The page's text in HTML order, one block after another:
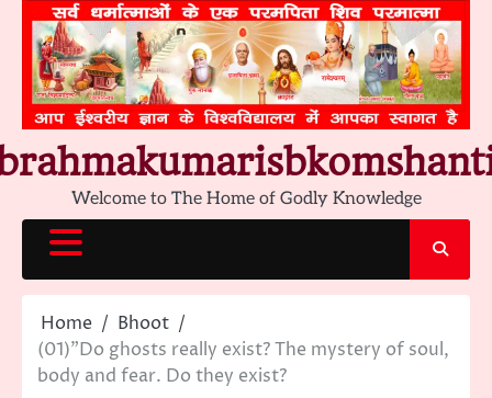
content
Welcome to The Home of Godly Knowledge
Home
Bhoot
(01)”Do ghosts really exist? The mystery of soul,
body and fear. Do they exist?